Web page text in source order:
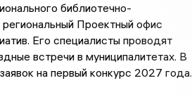
библиотечно-
Проектный офис
Его специалисты проводят
встречи в муниципалитетах. В
на первый конкурс 2027 года.